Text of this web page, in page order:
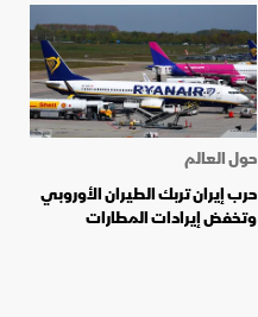
حول العالم
حرب إيران تربك الطيران الأوروبي
وتخفض إيرادات المطارات